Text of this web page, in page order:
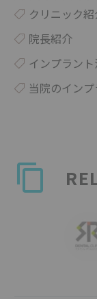
クリニック
院長紹介
インプラン
当院のイン